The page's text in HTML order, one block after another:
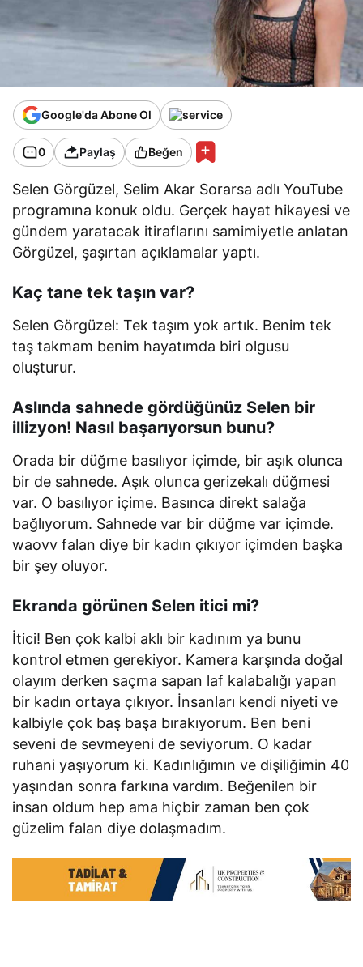
Google'da Abone Ol
0 Paylaş Beğen
Selen Görgüzel, Selim Akar Sorarsa adlı YouTube
programına konuk oldu. Gerçek hayat hikayesi ve
gündem yaratacak itiraflarını samimiyetle anlatan
Görgüzel, şaşırtan açıklamalar yaptı.
Kaç tane tek taşın var?
Selen Görgüzel: Tek taşım yok artık. Benim tek
taş takmam benim hayatımda biri olgusu
oluşturur.
Aslında sahnede gördüğünüz Selen bir
illizyon! Nasıl başarıyorsun bunu?
Orada bir düğme basılıyor içimde, bir aşık olunca
bir de sahnede. Aşık olunca gerizekalı düğmesi
var. O basılıyor içime. Basınca direkt salağa
bağlıyorum. Sahnede var bir düğme var içimde.
waovv falan diye bir kadın çıkıyor içimden başka
bir şey oluyor.
Ekranda görünen Selen itici mi?
İtici! Ben çok kalbi aklı bir kadınım ya bunu
kontrol etmen gerekiyor. Kamera karşında doğal
olayım derken saçma sapan laf kalabalığı yapan
bir kadın ortaya çıkıyor. İnsanları kendi niyeti ve
kalbiyle çok baş başa bırakıyorum. Ben beni
seveni de sevmeyeni de seviyorum. O kadar
ruhani yaşıyorum ki. Kadınlığımın ve dişiliğimin 40
yaşından sonra farkına vardım. Beğenilen bir
insan oldum hep ama hiçbir zaman ben çok
güzelim falan diye dolaşmadım.